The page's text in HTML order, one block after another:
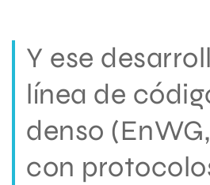
para buscar o ESC para cerrar
Y ese
línea de
denso
con